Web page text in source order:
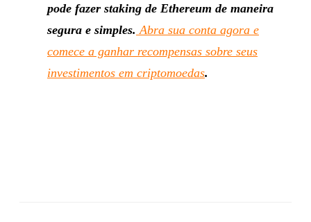
pode fazer staking de Ethereum de maneira
segura e simples. Abra sua conta agora e
comece a ganhar recompensas sobre seus
investimentos em criptomoedas.